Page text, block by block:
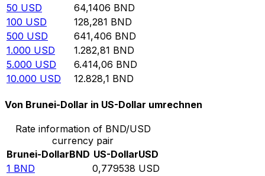
50 USD 64,1406 BND
100 USD 128,281 BND
500 USD 641,406 BND
1.000 USD 1.282,81 BND
5.000 USD 6.414,06 BND
10.000 USD 12.828,1 BND
Von Brunei-Dollar in US-Dollar umrechnen
Rate information of BND/USD
currency pair
Brunei-DollarBND US-DollarUSD
1 BND 0,779538 USD